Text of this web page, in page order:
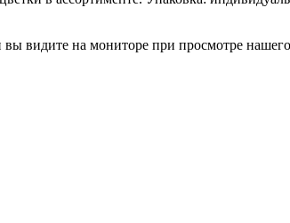
видите на мониторе при просмотре нашего